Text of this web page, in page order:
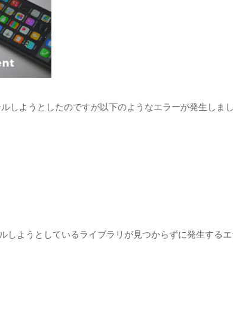
ようとしたのですが以下のようなエラーが発生しまし
ようとしているライブラリが見つからずに発生する